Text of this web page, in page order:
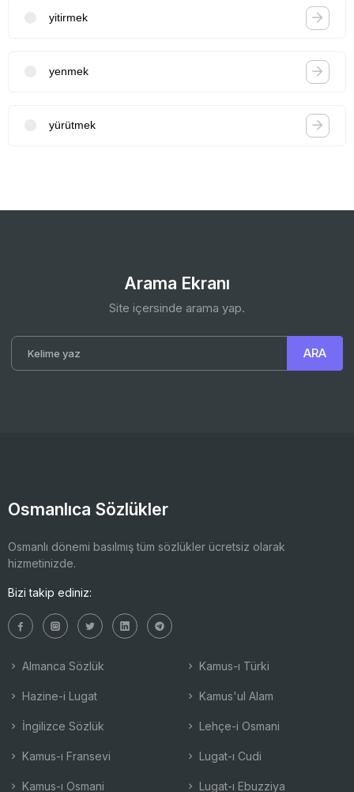
yitirmek
yenmek
yürütmek
Arama Ekranı
Site içersinde arama yap.
Osmanlıca Sözlükler
Osmanlı dönemi basılmış tüm sözlükler ücretsiz olarak
hizmetinizde.
Bizi takip ediniz:
Almanca Sözlük
Hazine-i Lugat
İngilizce Sözlük
Kamus-ı Fransevi
Kamus-ı Osmani
Kamus-ı Türki
Kamus'ul Alam
Lehçe-i Osmani
Lugat-ı Cudi
Lugat-ı Ebuzziya